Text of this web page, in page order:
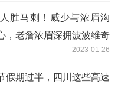
胜马刺！威少与浓眉沟
，老詹浓眉深拥波波维奇
2023-01-26
假期过半，四川这些高速